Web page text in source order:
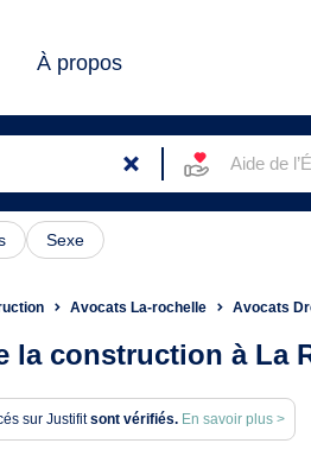
À propos
Aide de
Sexe
Avocats La-rochelle Avocats
la construction à La
sur Justifitsont vérifiés. En savoir plus >